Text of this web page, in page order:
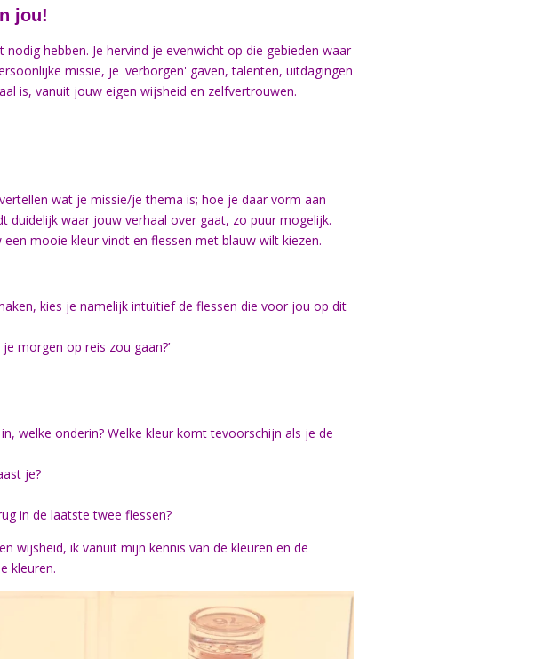
jou!
hebben. Je hervind je evenwicht op die gebieden waar
missie, je 'verborgen' gaven, talenten, uitdagingen
is, vanuit jouw eigen wijsheid en zelfvertrouwen.
wat je missie/je thema is; hoe je daar vorm aan
waar jouw verhaal over gaat, zo puur mogelijk.
mooie kleur vindt en flessen met blauw wilt kiezen.
kies je namelijk intuïtief de flessen die voor jou op dit
morgen op reis zou gaan?’
welke onderin? Welke kleur komt tevoorschijn als je de
je?
in de laatste twee flessen?
wijsheid, ik vanuit mijn kennis van de kleuren en de
kleuren.